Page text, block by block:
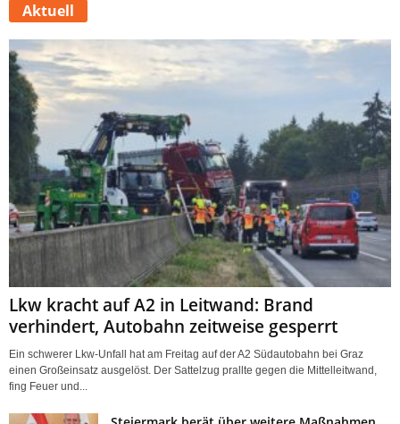
Aktuell
Lkw kracht auf A2 in Leitwand: Brand
verhindert, Autobahn zeitweise gesperrt
Ein schwerer Lkw-Unfall hat am Freitag auf der A2 Südautobahn bei Graz
einen Großeinsatz ausgelöst. Der Sattelzug prallte gegen die Mittelleitwand,
fing Feuer und...